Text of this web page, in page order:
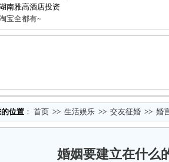
南雅高酒店投资
宝全都有~
位置 ： 首页 >> 生活娱乐 >> 交友征婚 >> 婚
婚姻要建立在什么